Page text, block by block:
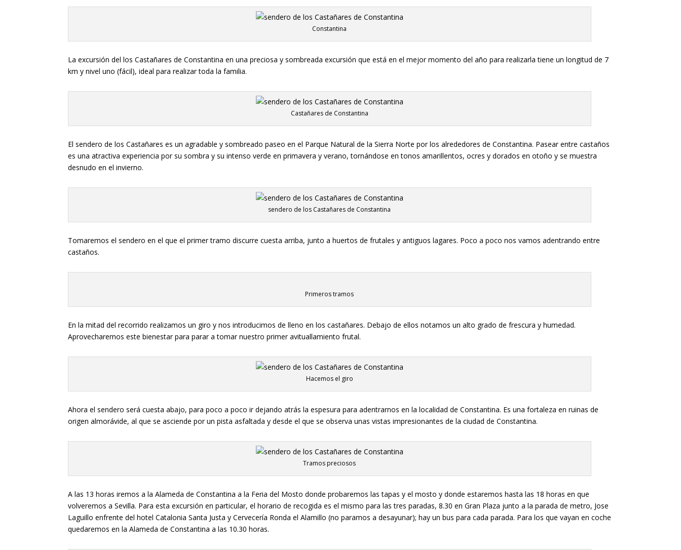
Constantina
La excursión del los Castañares de Constantina en una preciosa y sombreada excursión que está en el mejor momento del año para realizarla tiene un longitud de 7
km y nivel uno (fácil), ideal para realizar toda la familia.
Castañares de Constantina
El sendero de los Castañares es un agradable y sombreado paseo en el Parque Natural de la Sierra Norte por los alrededores de Constantina. Pasear entre castaños
es una atractiva experiencia por su sombra y su intenso verde en primavera y verano, tornándose en tonos amarillentos, ocres y dorados en otoño y se muestra
desnudo en el invierno.
sendero de los Castañares de Constantina
Tomaremos el sendero en el que el primer tramo discurre cuesta arriba, junto a huertos de frutales y antiguos lagares. Poco a poco nos vamos adentrando entre
castaños.
Primeros tramos
En la mitad del recorrido realizamos un giro y nos introducimos de lleno en los castañares. Debajo de ellos notamos un alto grado de frescura y humedad.
Aprovecharemos este bienestar para parar a tomar nuestro primer avituallamiento frutal.
Hacemos el giro
Ahora el sendero será cuesta abajo, para poco a poco ir dejando atrás la espesura para adentrarnos en la localidad de Constantina. Es una fortaleza en ruinas de
origen almorávide, al que se asciende por un pista asfaltada y desde el que se observa unas vistas impresionantes de la ciudad de Constantina.
Tramos preciosos
A las 13 horas iremos a la Alameda de Constantina a la Feria del Mosto donde probaremos las tapas y el mosto y donde estaremos hasta las 18 horas en que
volveremos a Sevilla. Para esta excursión en particular, el horario de recogida es el mismo para las tres paradas, 8.30 en Gran Plaza junto a la parada de metro, Jose
Laguillo enfrente del hotel Catalonia Santa Justa y Cervecería Ronda el Alamillo (no paramos a desayunar); hay un bus para cada parada. Para los que vayan en coche
quedaremos en la Alameda de Constantina a las 10.30 horas.